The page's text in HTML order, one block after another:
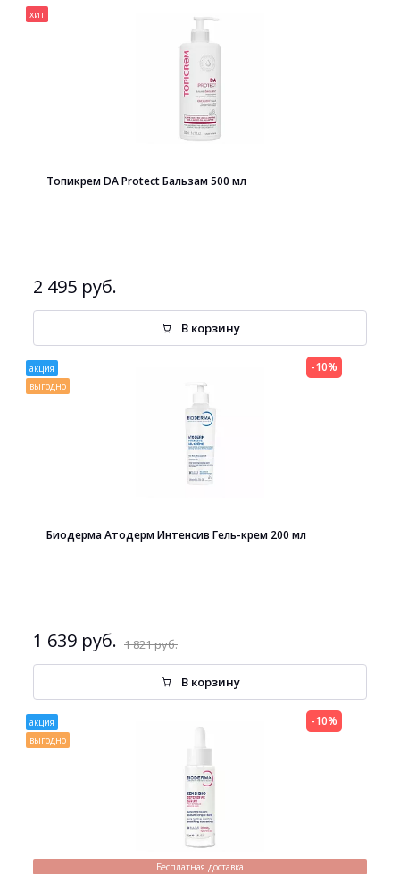
хит
Топикрем DA Protect Бальзам 500 мл
2 495 руб.
В корзину
акция
выгодно
Биодерма Атодерм Интенсив Гель-крем 200 мл
1 639 руб. 1 821 руб.
-10%
В корзину
акция
выгодно
Бесплатная доставка
-10%